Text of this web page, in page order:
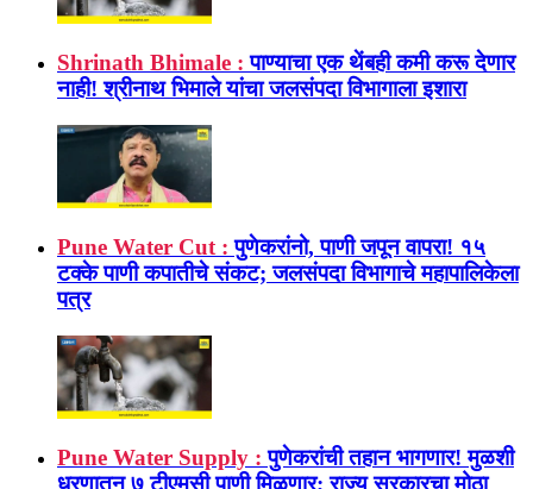
Shrinath Bhimale : पाण्याचा एक थेंबही कमी करू देणार
नाही! श्रीनाथ भिमाले यांचा जलसंपदा विभागाला इशारा
Pune Water Cut : पुणेकरांनो, पाणी जपून वापरा! १५
टक्के पाणी कपातीचे संकट; जलसंपदा विभागाचे महापालिकेला
पत्र
Pune Water Supply : पुणेकरांची तहान भागणार! मुळशी